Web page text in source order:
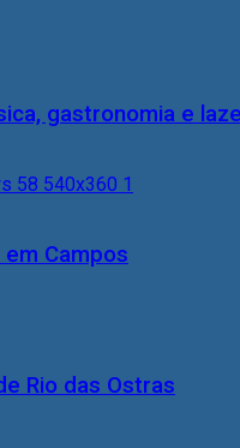
gastronomia e
Campos
Rio das Ostras